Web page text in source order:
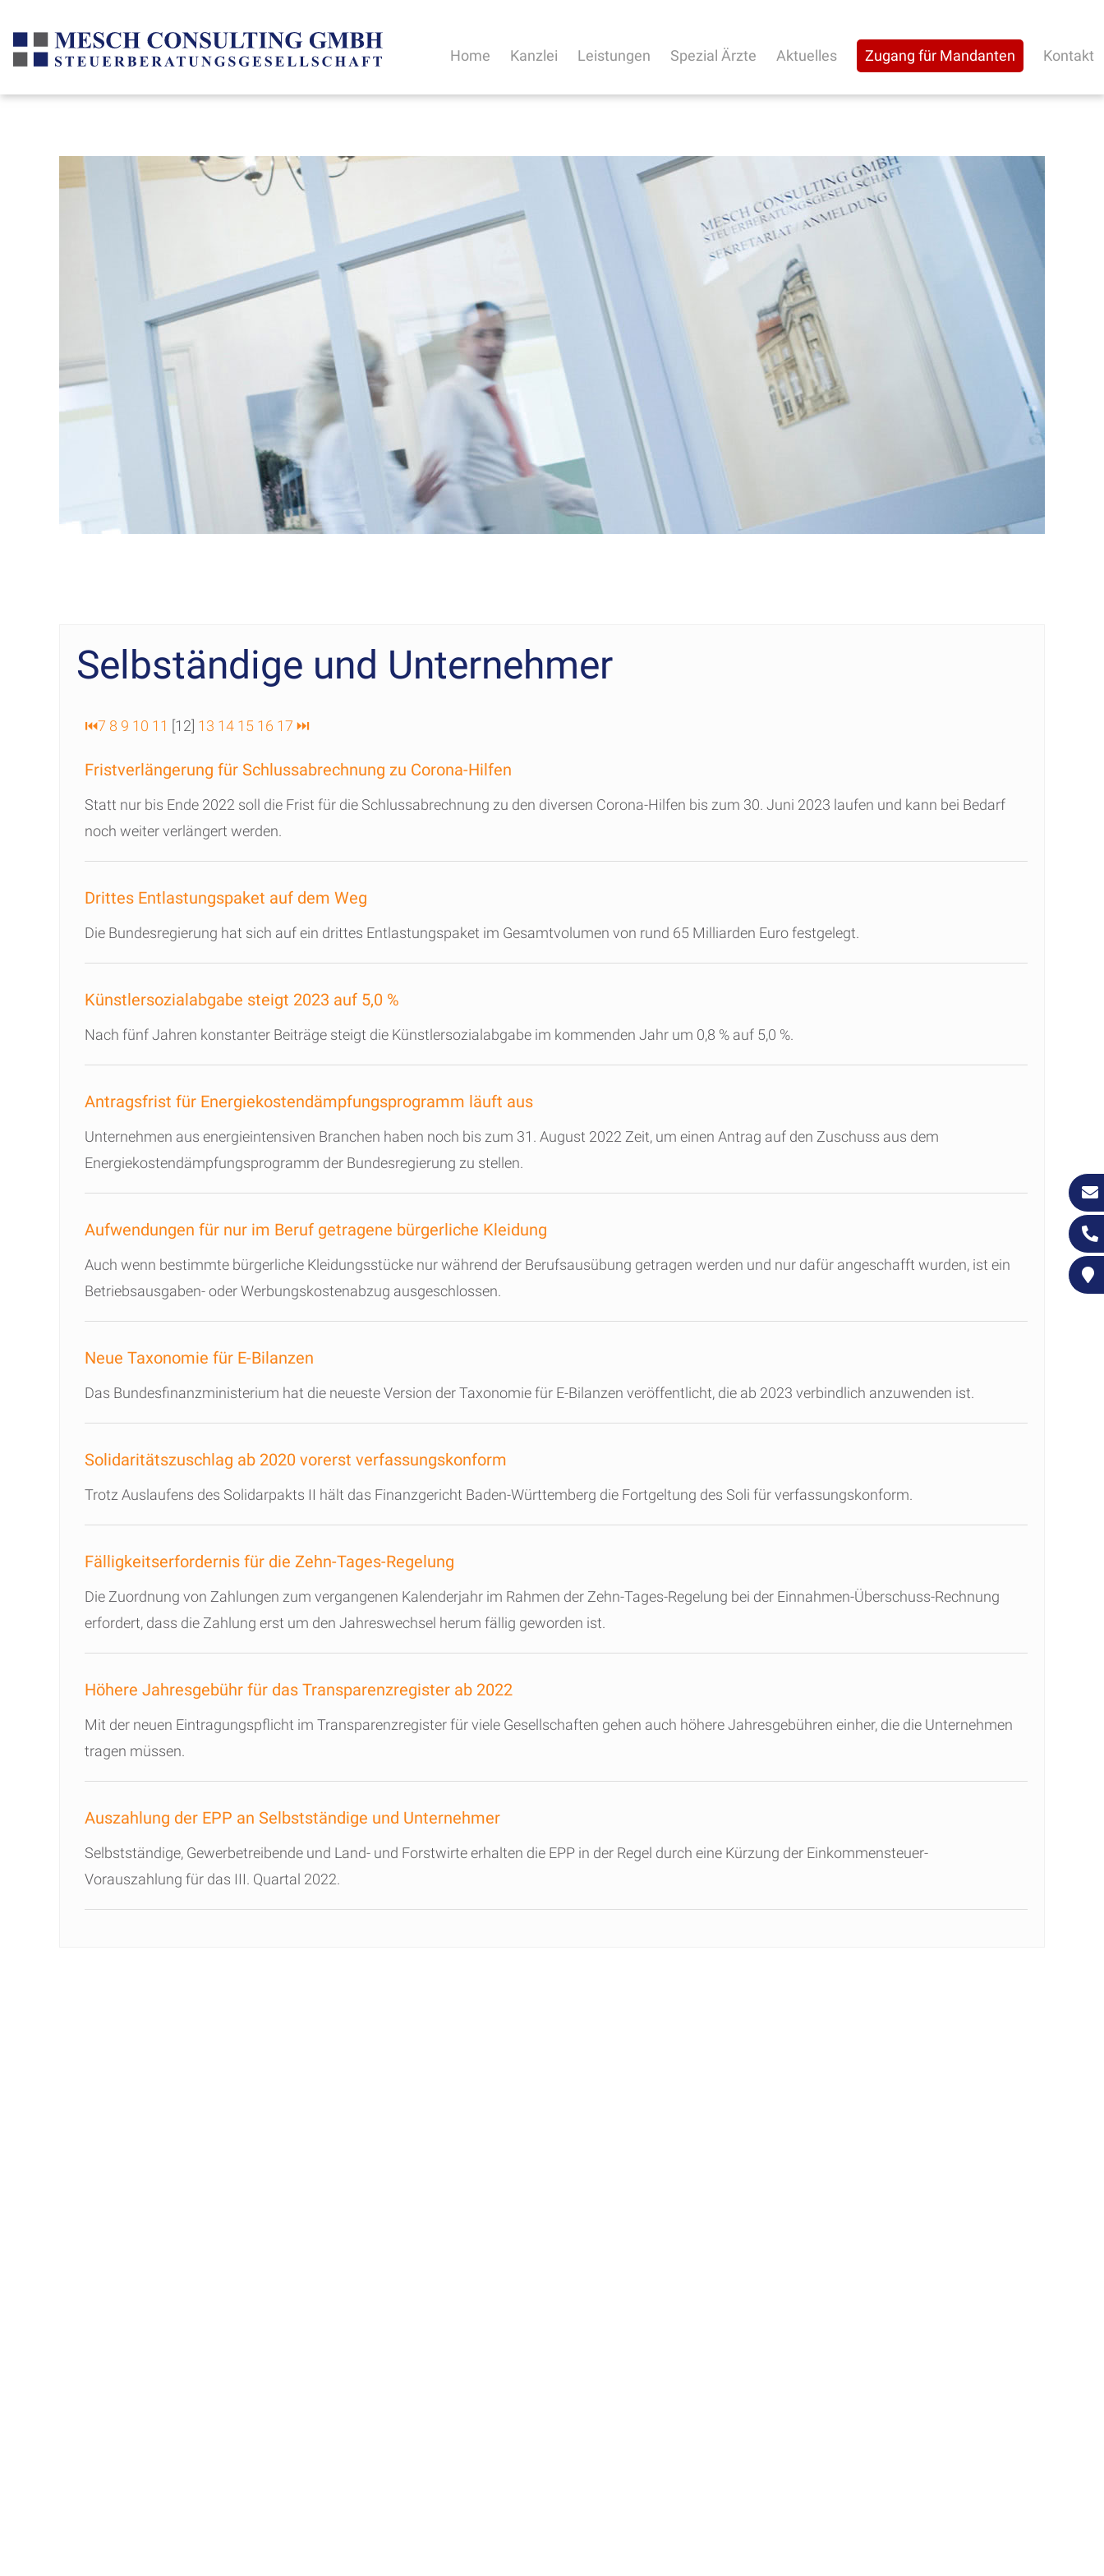
Home Kanzlei Leistungen Spezial Ärzte Aktuelles Zugang für Mandanten Kontakt
Selbständige und Unternehmer
⏮7 8 9 10 11 [12] 13 14 15 16 17 ⏭
Fristverlängerung für Schlussabrechnung zu Corona-Hilfen
Statt nur bis Ende 2022 soll die Frist für die Schlussabrechnung zu den diversen Corona-Hilfen bis zum 30. Juni 2023 laufen und kann bei Bedarf
noch weiter verlängert werden.
Drittes Entlastungspaket auf dem Weg
Die Bundesregierung hat sich auf ein drittes Entlastungspaket im Gesamtvolumen von rund 65 Milliarden Euro festgelegt.
Künstlersozialabgabe steigt 2023 auf 5,0 %
Nach fünf Jahren konstanter Beiträge steigt die Künstlersozialabgabe im kommenden Jahr um 0,8 % auf 5,0 %.
Antragsfrist für Energiekostendämpfungsprogramm läuft aus
Unternehmen aus energieintensiven Branchen haben noch bis zum 31. August 2022 Zeit, um einen Antrag auf den Zuschuss aus dem
Energiekostendämpfungsprogramm der Bundesregierung zu stellen.
Aufwendungen für nur im Beruf getragene bürgerliche Kleidung
Auch wenn bestimmte bürgerliche Kleidungsstücke nur während der Berufsausübung getragen werden und nur dafür angeschafft wurden, ist ein
Betriebsausgaben- oder Werbungskostenabzug ausgeschlossen.
Neue Taxonomie für E-Bilanzen
Das Bundesfinanzministerium hat die neueste Version der Taxonomie für E-Bilanzen veröffentlicht, die ab 2023 verbindlich anzuwenden ist.
Solidaritätszuschlag ab 2020 vorerst verfassungskonform
Trotz Auslaufens des Solidarpakts II hält das Finanzgericht Baden-Württemberg die Fortgeltung des Soli für verfassungskonform.
Fälligkeitserfordernis für die Zehn-Tages-Regelung
Die Zuordnung von Zahlungen zum vergangenen Kalenderjahr im Rahmen der Zehn-Tages-Regelung bei der Einnahmen-Überschuss-Rechnung
erfordert, dass die Zahlung erst um den Jahreswechsel herum fällig geworden ist.
Höhere Jahresgebühr für das Transparenzregister ab 2022
Mit der neuen Eintragungspflicht im Transparenzregister für viele Gesellschaften gehen auch höhere Jahresgebühren einher, die die Unternehmen
tragen müssen.
Auszahlung der EPP an Selbstständige und Unternehmer
Selbstständige, Gewerbetreibende und Land- und Forstwirte erhalten die EPP in der Regel durch eine Kürzung der Einkommensteuer-
Vorauszahlung für das III. Quartal 2022.